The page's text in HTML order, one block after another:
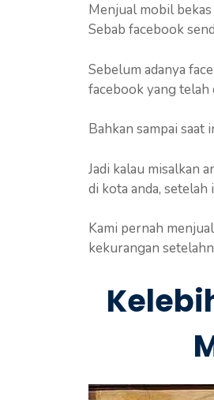
Menjual mobil
Sebab facebook
Sebelum adanya
facebook yang telah
Bahkan sampai
Jadi kalau misalkan
di kota anda, setelah
Kami pernah
kekurangan